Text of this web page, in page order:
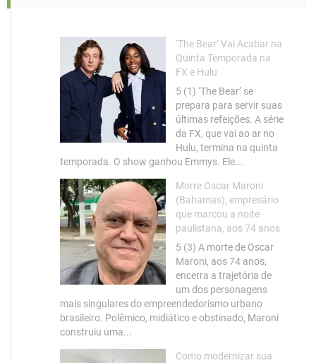
‘The Bear’ Vai Acabar na
Quinta Temporada na
FX e Hulu
5 (1) ‘The Bear’ se
prepara para servir suas
últimas refeições. A série
da FX, que vai ao ar no
Hulu, termina na quinta
temporada. O show ganhou Emmys. Ele...
Morre Oscar Maroni
(Bahamas), empresário
que marcou a noite
paulistana, aos 74 anos
5 (3) A morte de Oscar
Maroni, aos 74 anos,
encerra a trajetória de
um dos personagens
mais singulares do empreendedorismo urbano
brasileiro. Polêmico, midiático e obstinado, Maroni
construiu uma...
Como modernizar sua